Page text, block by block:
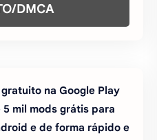
DMCA
na Google Play
mil mods grátis para
e de forma rápido e